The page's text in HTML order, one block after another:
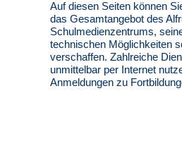
Auf diesen Seiten können
das Gesamtangebot des
Schulmedienzentrums,
technischen Möglichkeiten
verschaffen. Zahlreiche
unmittelbar per Internet
Anmeldungen zu